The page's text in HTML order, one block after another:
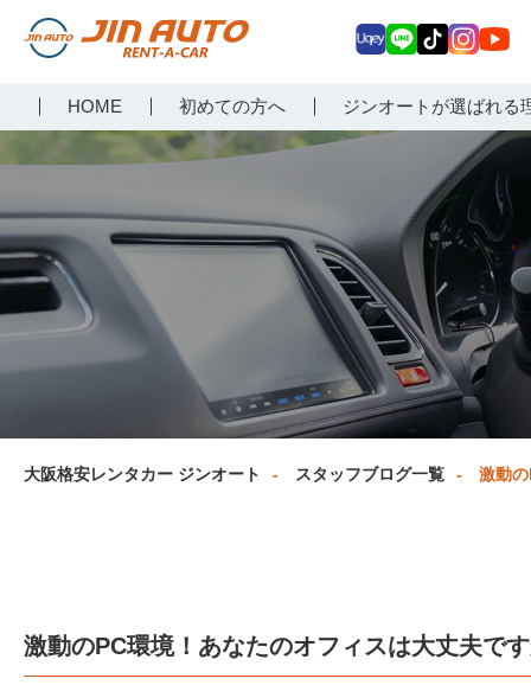
らジンオートレンタカー
HOME 初めての方へ ジンオートが選ばれる
ey E
Tokagr
am
uT
ub
大阪格安レンタカー ジンオート スタッフブログ一覧 激動
激動のPC環境！あなたのオフィスは大丈夫で